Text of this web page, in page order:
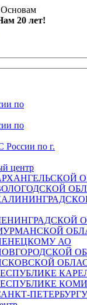
Основам
20 лет!
по
по
России по г.
центр
АО
КОМИ
ПЕТЕРБУРГУ